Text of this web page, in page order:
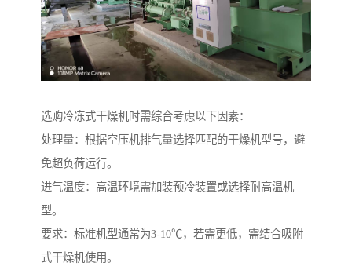
选购冷冻式干燥机时需综合考虑以下因素：
处理量：根据空压机排气量选择匹配的干燥机型号，避
免超负荷运行。
进气温度：高温环境需加装预冷装置或选择耐高温机
型。
要求：标准机型通常为3-10℃，若需更低，需结合吸附
式干燥机使用。